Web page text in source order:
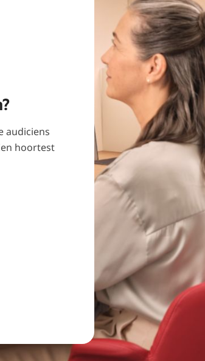
audiciens
hoortest